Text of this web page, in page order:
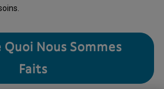
Quoi Nous Sommes
Faits